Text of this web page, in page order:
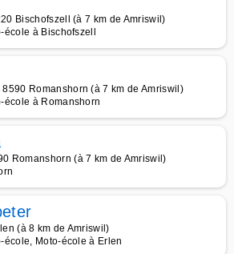
Bischofszell (à 7 km de Amriswil)
à Bischofszell
Romanshorn (à 7 km de Amriswil)
école à Romanshorn
Romanshorn (à 7 km de Amriswil)
(à 8 km de Amriswil)
école, Moto-école à Erlen